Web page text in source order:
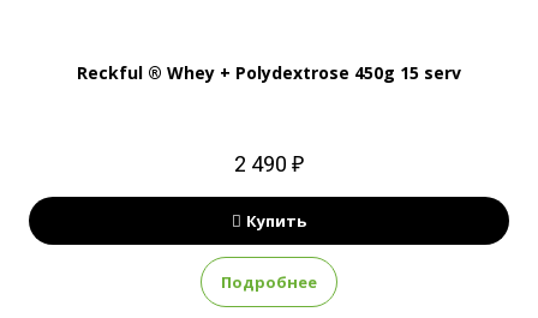
Reckful ® Whey + Polydextrose 450g 15 serv
2 490 ₽
Купить
Подробнее